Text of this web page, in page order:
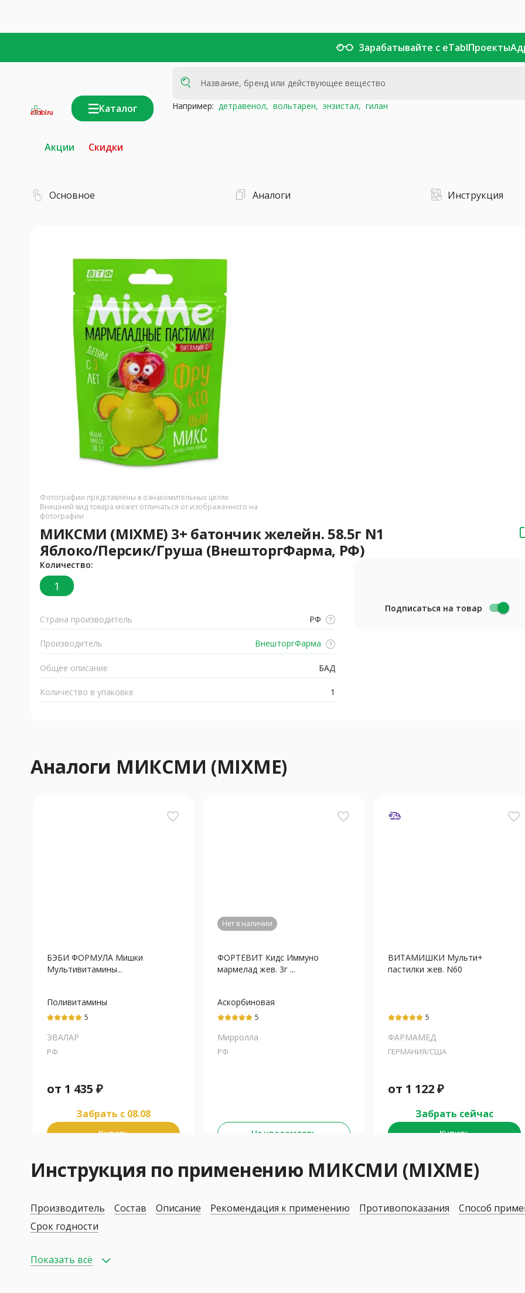
Зарабатывайте с eTablПроекты
Каталог Например: детравенол, вольтарен, энзистал, гилан
Акции Скидки
Основное Аналоги Инструкция
Фотографии представлены в ознакомительных целях
Внешний вид товара может отличаться от изображенного на
фотографии
МИКСМИ (MIXME) 3+ батончик желейн. 58.5г N1
Яблоко/Персик/Груша (ВнешторгФарма, РФ)
Количество:
1
Страна производитель РФ
Производитель ВнешторгФарма
Общее описание БАД
Количество в упаковке 1
Подписаться на товар
Аналоги МИКСМИ (MIXME)
favorite_border
БЭБИ ФОРМУЛА Мишки
Мультивитамины...
Поливитамины
5
ЭВАЛАР
РФ
от 1 435 ₽
Забрать c 08.08
Купить
favorite_border
Нет в наличии
ФОРТЕВИТ Кидс Иммуно
мармелад жев. 3г ...
Аскорбиновая
кислота+Колекальциферол
(Е)+Цинка глицинат
хелат
5
Мирролла
РФ
Не уведомлять
favorite_border
ВИТАМИШКИ Мульти+
пастилки жев. N60
5
ФАРМАМЕД
ГЕРМАНИЯ/США
от 1 122₽
Забрать сейчас
Купить
Инструкция по применению МИКСМИ (MIXME)
Производитель Состав Описание Рекомендация к применению Противопоказания Способ
Срок годности
Показать всё